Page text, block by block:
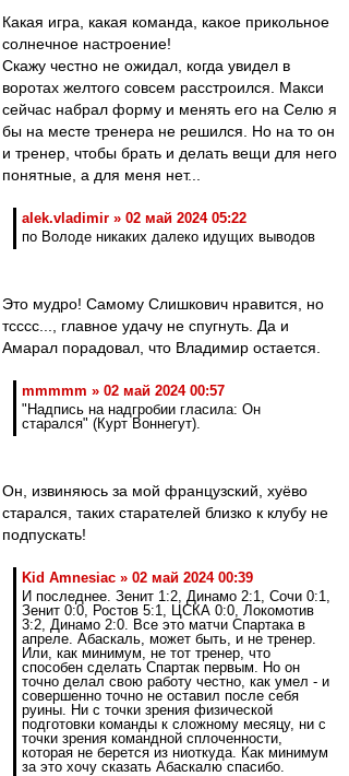
Какая игра, какая команда, какое прикольное
солнечное настроение!
Скажу честно не ожидал, когда увидел в
воротах желтого совсем расстроился. Макси
сейчас набрал форму и менять его на Селю я
бы на месте тренера не решился. Но на то он
и тренер, чтобы брать и делать вещи для него
понятные, а для меня нет...
alek.vladimir » 02 май 2024 05:22
по Володе никаких далеко идущих выводов
Это мудро! Самому Слишкович нравится, но
тсссс..., главное удачу не спугнуть. Да и
Амарал порадовал, что Владимир остается.
mmmmm » 02 май 2024 00:57
"Надпись на надгробии гласила: Он
старался" (Курт Воннегут).
Он, извиняюсь за мой французский, хуёво
старался, таких старателей близко к клубу не
подпускать!
Kid Amnesiac » 02 май 2024 00:39
И последнее. Зенит 1:2, Динамо 2:1, Сочи 0:1,
Зенит 0:0, Ростов 5:1, ЦСКА 0:0, Локомотив
3:2, Динамо 2:0. Все это матчи Спартака в
апреле. Абаскаль, может быть, и не тренер.
Или, как минимум, не тот тренер, что
способен сделать Спартак первым. Но он
точно делал свою работу честно, как умел - и
совершенно точно не оставил после себя
руины. Ни с точки зрения физической
подготовки команды к сложному месяцу, ни с
точки зрения командной сплоченности,
которая не берется из ниоткуда. Как минимум
за это хочу сказать Абаскалю спасибо.